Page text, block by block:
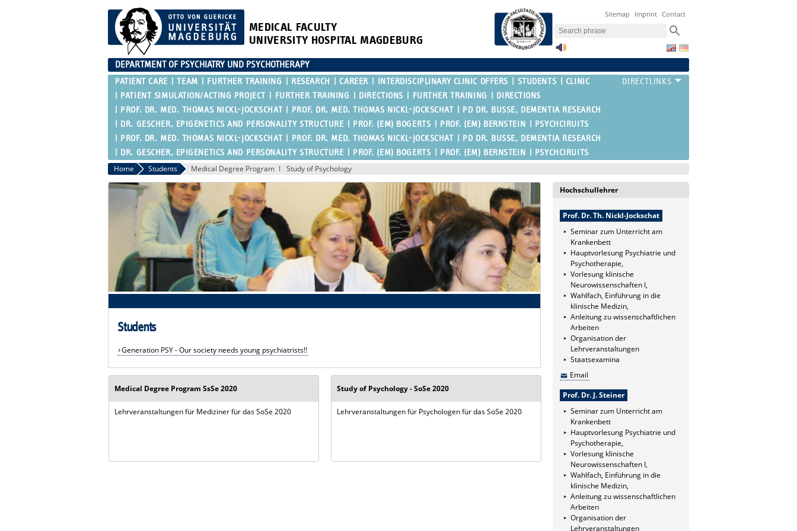
MEDICAL FACULTY
UNIVERSITY HOSPITAL MAGDEBURG
Sitemap Imprint Contact
DEPARTMENT OF PSYCHIATRY UND PSYCHOTHERAPY
PATIENT CARE TEAM FURTHER TRAINING RESEARCH CAREER INTERDISCIPLINARY CLINIC OFFERS STUDENTS
CLINIC
PATIENT SIMULATION/ACTING PROJECT
FURTHER TRAINING DIRECTIONS FURTHER TRAINING
DIRECTIONS
PROF. DR. MED. THOMAS NICKL-JOCKSCHAT
PROF. DR. MED. THOMAS NICKL-JOCKSCHAT
PD DR. BUSSE, DEMENTIA RESEARCH
DR. GESCHER, EPIGENETICS AND PERSONALITY STRUCTURE
PROF. (EM) BOGERTS PROF. (EM) BERNSTEIN
PSYCHCIRUITS
PROF. DR. MED. THOMAS NICKL-JOCKSCHAT
PROF. DR. MED. THOMAS NICKL-JOCKSCHAT
PD DR. BUSSE, DEMENTIA RESEARCH
DR. GESCHER, EPIGENETICS AND PERSONALITY STRUCTURE
PROF. (EM) BOGERTS PROF. (EM) BERNSTEIN PSYCHCIRUITS
Home Students Medical Degree Program Study of Psychology
Students
Generation PSY - Our society needs young psychiatrists!!
Medical Degree Program SsSe 2020
Lehrveranstaltungen für Mediziner für das SoSe 2020
Study of Psychology - SoSe 2020
Lehrveranstaltungen für Psychologen für das SoSe 2020
Hochschullehrer
Prof. Dr. Th. Nickl-Jockschat
Seminar zum Unterricht am
Krankenbett
Hauptvorlesung Psychiatrie und
Psychotherapie,
Vorlesung klinische
Neurowissenschaften I,
Wahlfach, Einführung in die
klinische Medizin,
Anleitung zu wissenschaftlichen
Arbeiten
Organisation der
Lehrveranstaltungen
Staatsexamina
Email
Prof. Dr. J. Steiner
Seminar zum Unterricht am
Krankenbett
Hauptvorlesung Psychiatrie und
Psychotherapie,
Vorlesung klinische
Neurowissenschaften I,
Wahlfach, Einführung in die
klinische Medizin,
Anleitung zu wissenschaftlichen
Arbeiten
Organisation der
Lehrveranstaltungen